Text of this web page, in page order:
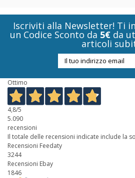
Iscriviti alla Newsletter! Ti
un Codice Sconto da 5€ da
articoli
Ottimo
4,8/5
5.090
recensioni
Il totale delle recensioni indicate include la
Recensioni Feedaty
3244
Recensioni Ebay
1846